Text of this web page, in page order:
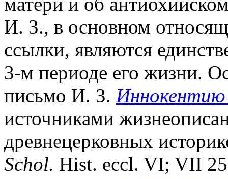
И. З., в основном
ссылки, являются
3-м периоде его жизни.
письмо И. З.
источниками
древнецерковных
Schol. Hist. eccl. VI; VII